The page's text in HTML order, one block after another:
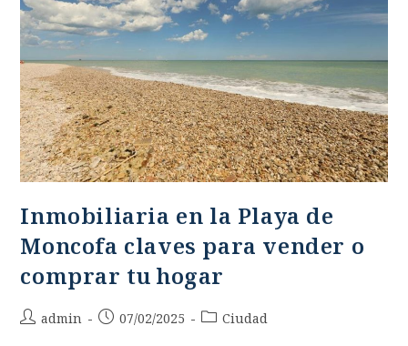
Inmobiliaria en la Playa de
Moncofa claves para vender o
comprar tu hogar
admin 07/02/2025 Ciudad